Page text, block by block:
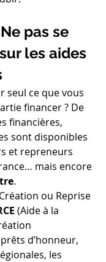
pas se
les aides
seul ce que vous
financer ? De
financières,
sont disponibles
et repreneurs
mais encore
.
ou Reprise
(Aide à la
d’honneur,
les